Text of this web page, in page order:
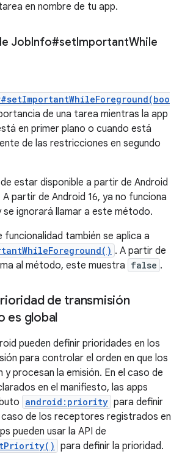
en nombre de tu app.
Job Info#set ImportantWhile
de una tarea mientras la app
en primer plano o cuando está
de las restricciones en segundo
estar disponible a partir de Android
A partir de Android 16, ya no funciona
se ignorará llamar a este método.
funcionalidad también se aplica a
. A partir de
al método, este muestra false .
de transmisión
es global
pueden definir prioridades en los
para controlar el orden en que los
procesan la emisión. En el caso de
en el manifiesto, las apps
android:priority para definir
caso de los receptores registrados en
pueden usar la API de
para definir la prioridad.